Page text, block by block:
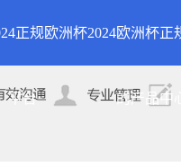
正规欧洲杯
平台
杯正规平台的
2024欧洲杯正
的产品中